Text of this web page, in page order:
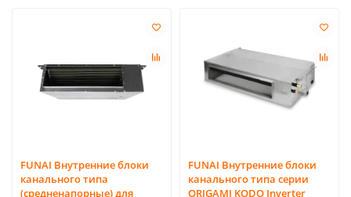
FUNAI Внутренние блоки
канального типа
(средненапорные) для
FUNAI Внутренние блоки
канального типа серии
ORIGAMI KODO Inverter